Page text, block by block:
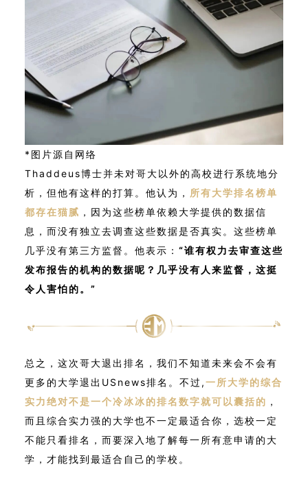
*图片源自网络
Thaddeus博士并未对哥大以外的高校进行系统地分
析，但他有这样的打算。他认为， 所有大学排名榜单
都存在猫腻 ，因为这些榜单依赖大学提供的数据信
息，而没有独立去调查这些数据是否真实。这些榜单
几乎没有第三方监督。他表示： “谁有权力去审查这些
发布报告的机构的数据呢？几乎没有人来监督，这挺
令人害怕的。”
总之，这次哥大退出排名，我们不知道未来会不会有
更多的大学退出USnews排名。不过,一所大学的综合
实力绝对不是一个冷冰冰的排名数字就可以囊括的 ，
而且综合实力强的大学也不一定最适合你，选校一定
不能只看排名，而要深入地了解每一所有意申请的大
学，才能找到最适合自己的学校。